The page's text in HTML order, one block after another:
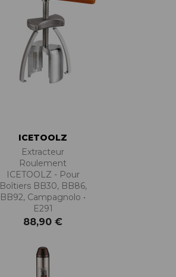
ICETOOLZ
Extracteur
Roulement
ICETOOLZ - Pour
Boîtiers BB30, BB86,
BB92, Campagnolo •
E291
88,90 €